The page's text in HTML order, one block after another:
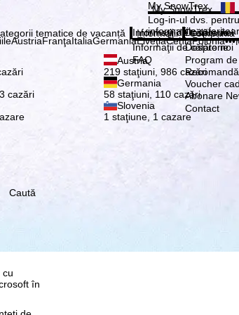
cu
în
My SnowTrex
My SnowTrex
Log-in-ul dvs.
informaţiile
Vă
AustriaFranţaItaliaGermaniaElveţiaCehiaPolonia•••
Austria
219 staţiuni, 986 cazări
cazări
Germania
58 staţiuni, 110 cazări
Slovenia
1 staţiune, 1 cazare
tematice de vacanță Informaţii
Informaţii de călătorie
Informaţii de călătorie
FAQ
Compania
Despre noi
Despre noi
Program
Voucher
Abonare
Contact
Caută